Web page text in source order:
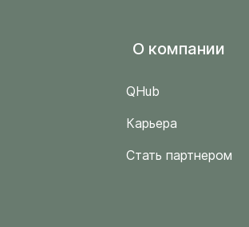
O компании
QHub
Карьера
Стать партнером